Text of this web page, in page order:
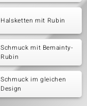
Halsketten mit Rubin
Schmuck mit Bemainty-
Rubin
Schmuck im gleichen
Design